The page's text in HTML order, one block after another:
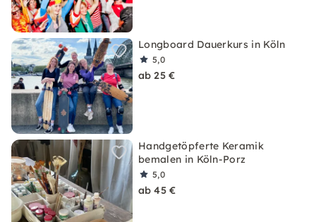
Longboard Dauerkurs in Köln
5,0
ab 25 €
Handgetöpferte Keramik
bemalen in Köln-Porz
5,0
ab 45 €